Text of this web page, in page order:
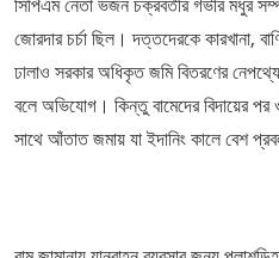
জোরদার চর্চা ছিল। দত্তদেরকে
ঢালাও সরকার অধিকৃত জমি বিতরণের
বলে অভিযোগ। কিন্তু বামেদের বিদায়ের
সাথে আঁতাত জমায় যা ইদানিং কালে বেশ